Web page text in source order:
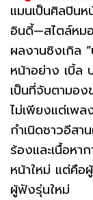
แมนเป็นศิลปิน
อินดี้—สไตล์หม
ผลงานซิงเกิล
หน้าอย่าง เบิ้ล
เป็นที่จับตามอ
ไม่เพียงแต่เพ
กำเนิดชาวอีสา
ร้องและเนื้อหา
หน้าใหม่ แต่คือ
ผู้ฟังรุ่นใหม่